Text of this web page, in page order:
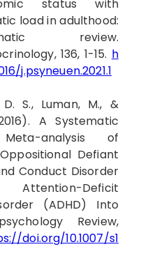
status with
load in adulthood:
review.
136, 1-15. h
j.psyneuen.2021.1
S., Luman, M., &
A Systematic
analysis of
Defiant
Conduct Disorder
Deficit
(ADHD) Into
Review,
doi.org/10.1007/s1